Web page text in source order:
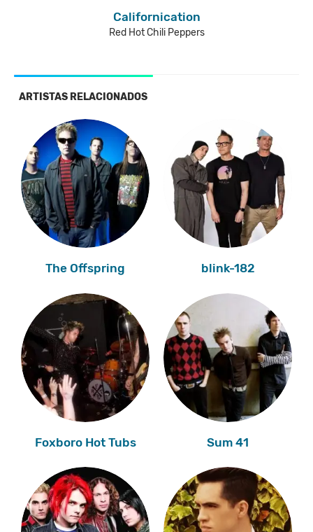
Californication
Red Hot Chili Peppers
ARTISTAS RELACIONADOS
The Offspring blink-182
Foxboro Hot Tubs Sum 41